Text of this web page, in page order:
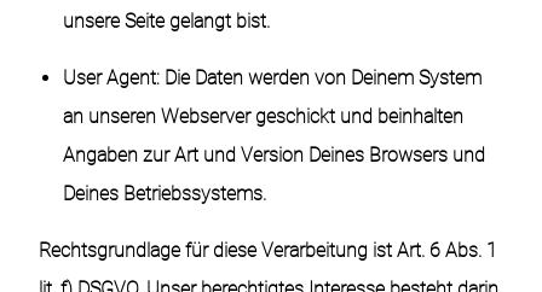
unsere Seite gelangt bist.
User Agent: Die Daten werden von Deinem System
an unseren Webserver geschickt und beinhalten
Angaben zur Art und Version Deines Browsers und
Deines Betriebssystems.
Rechtsgrundlage für diese Verarbeitung ist Art. 6 Abs. 1